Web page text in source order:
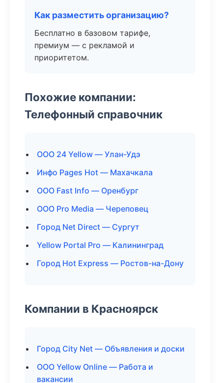
Как разместить организацию?
Бесплатно в базовом тарифе,
премиум — с рекламой и
приоритетом.
Похожие компании:
Телефонный справочник
ООО 24 Yellow — Улан-Удэ
Инфо Pages Hot — Махачкала
ООО Fast Info — Оренбург
ООО Pro Media — Череповец
Город Net Direct — Сургут
Yellow Portal Pro — Калининград
Город Hot Express — Ростов-на-Дону
Компании в Красноярск
Город City Net — Объявления и доски
ООО Yellow Online — Работа и
вакансии